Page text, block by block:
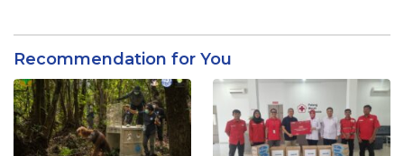
Recommendation for You